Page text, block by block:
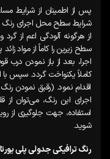
پس از اطمینان از شرایط
شرایط سطح محل اجرای رنگ
از هرگونه آلودگی اعم از
سطح زیرین را کاماً از مواد
اجرا، بعد از باز نمودن
کاملاً یکنواخت گردد. سپس
اقدام نمود. (رقیق نمودن
اجرای این رنگ، می‌توان از
استفاده، جهت جلوگیری از
شوید.
رنگ ترافیکی جدولی پلی